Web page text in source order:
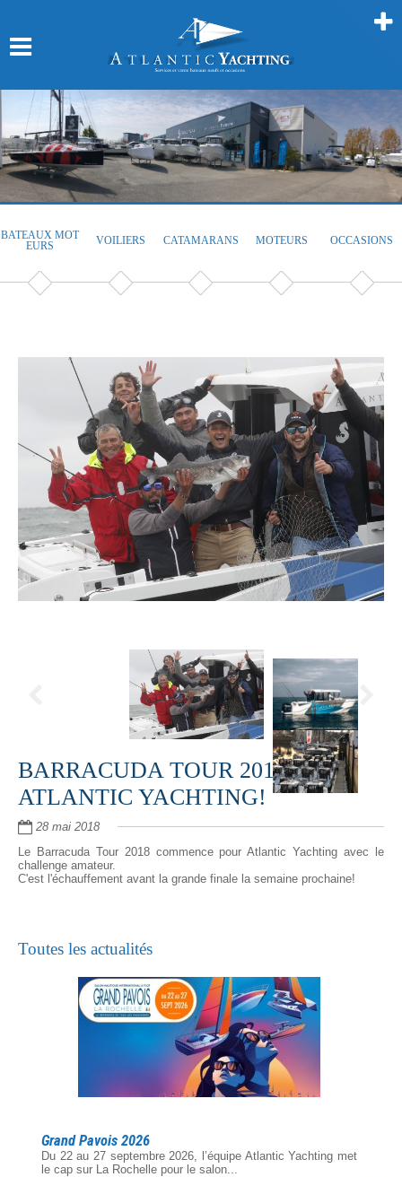
BATEAUX MOT
EURS
VOILIERS CATAMARANS MOTEURS OCCASIONS
BARRACUDA TOUR 2018 AVEC
ATLANTIC YACHTING!
28 mai 2018
Le Barracuda Tour 2018 commence pour Atlantic Yachting avec le
challenge amateur.
C'est l'échauffement avant la grande finale la semaine prochaine!
Toutes les actualités
Grand Pavois 2026
Du 22 au 27 septembre 2026, l’équipe Atlantic Yachting met
le cap sur La Rochelle pour le salon...